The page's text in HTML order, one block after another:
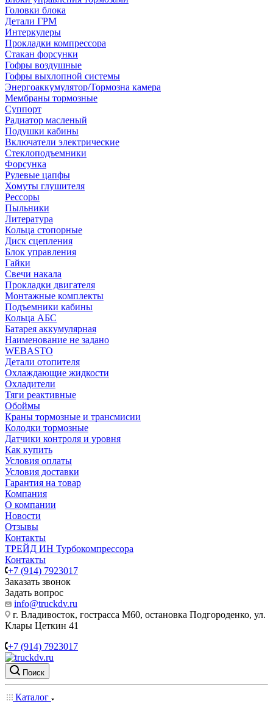
Головки блока
Детали ГРМ
Интеркулеры
Прокладки компрессора
Стакан форсунки
Гофры воздушные
Гофры выхлопной системы
Энергоаккумулятор/Тормозна камера
Мембраны тормозные
Суппорт
Радиатор масленый
Подушки кабины
Включатели электрические
Стеклоподъемники
Форсунка
Рулевые цапфы
Хомуты глушителя
Рессоры
Пыльники
Литература
Кольца стопорные
Диск сцепления
Блок управления
Гайки
Свечи накала
Прокладки двигателя
Монтажные комплекты
Подъемники кабины
Кольца АБС
Батарея аккумулярная
Наименование не задано
WEBASTO
Детали отопителя
Охлаждающие жидкости
Охладители
Тяги реактивные
Обоймы
Краны тормозные и трансмисии
Колодки тормозные
Датчики контроля и уровня
Как купить
Условия оплаты
Условия доставки
Гарантия на товар
Компания
О компании
Новости
Отзывы
Контакты
ТРЕЙД ИН Турбокомпрессора
Контакты
+7 (914) 7923017
Заказать звонок
Задать вопрос
info@truckdv.ru
г. Владивосток, гострасса М60, остановка Подгороденко, ул.
Клары Цеткин 41
+7 (914) 7923017
Поиск
Каталог